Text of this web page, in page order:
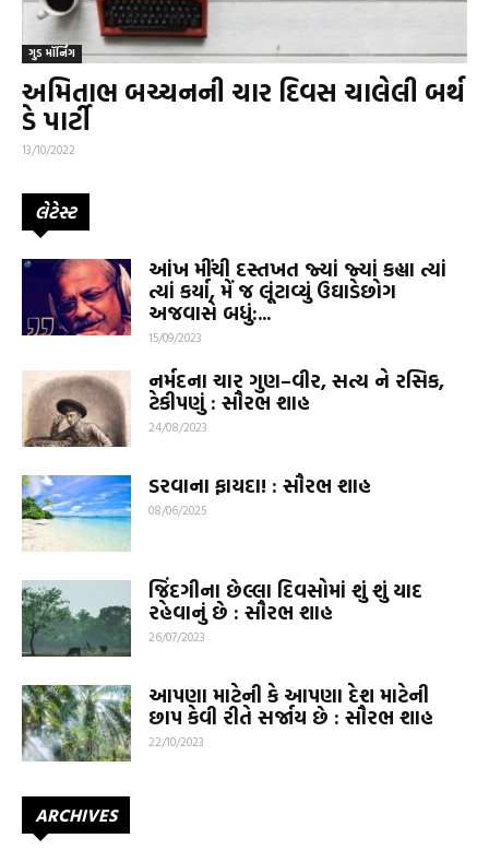
ગુડ મૉર્નિંગ
અમિતાભ બચ્ચનની ચાર દિવસ ચાલેલી બર્થ
ડે પાર્ટી
13/10/2022
લેટેસ્ટ
આંખ મીંચી દસ્તખત જ્યાં જ્યાં કહ્યા ત્યાં
ત્યાં કર્યા, મેં જ લૂંટાવ્યું ઉઘાડેછોગ
અજવાસે બધું:...
15/09/2023
નર્મદના ચાર ગુણ–વીર, સત્ય ને રસિક,
ટેકીપણું : સૌરભ શાહ
24/08/2023
ડરવાના ફાયદા! : સૌરભ શાહ
08/06/2025
જિંદગીના છેલ્લા દિવસોમાં શું શું યાદ
રહેવાનું છે : સૌરભ શાહ
26/07/2023
આપણા માટેની કે આપણા દેશ માટેની
છાપ કેવી રીતે સર્જાય છે : સૌરભ શાહ
22/10/2023
ARCHIVES